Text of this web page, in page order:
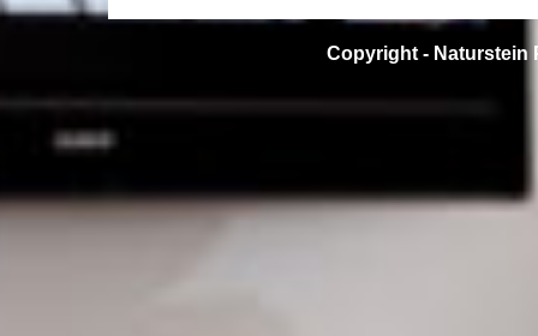
Copyright - Naturstein